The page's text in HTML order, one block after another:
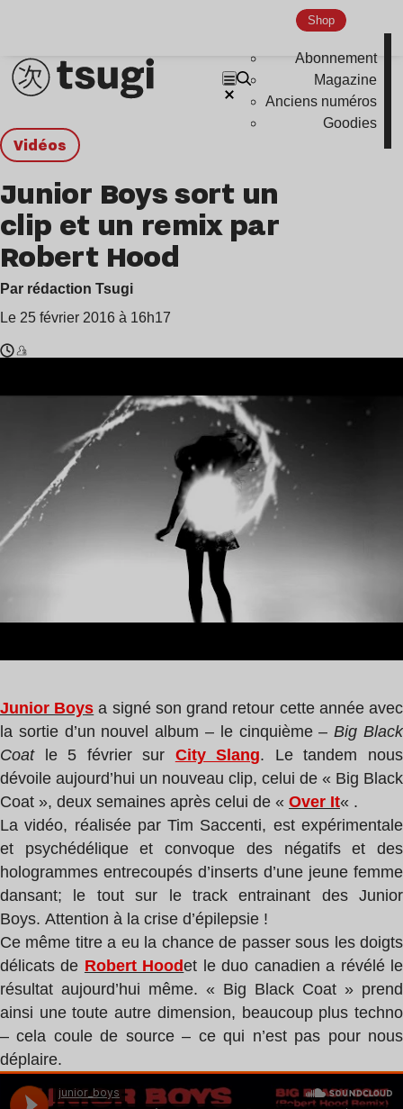
Shop
Abonnement
Magazine
Anciens numéros
Goodies
Vidéos
Junior Boys sort un
clip et un remix par
Robert Hood
Par rédaction Tsugi
Le 25 février 2016 à 16h17
Junior Boys a signé son grand retour cette année avec
la sortie d’un nouvel album – le cinquième –Big Black
Coatle 5 février sur City Slang. Le tandem nous
dévoile aujourd’hui un nouveau clip, celui de « Big Black
Coat », deux semaines après celui de « Over It« .
La vidéo, réaliséeparTim Saccenti, est expérimentale
et psychédélique et convoque des négatifs et des
hologrammes entrecoupés d’inserts d’une jeune femme
dansant;
le tout sur le track entrainant des Junior
Boys. Attention à la crise d’épilepsie !
Ce même titre a eu la chance de passer sous les doigts
délicats de Robert Hoodet le duo canadien a révélé le
résultat aujourd’hui même. « Big Black Coat » prend
ainsi une toute autre dimension, beaucoup plus techno
– cela coule de source – ce qui n’est pas pour nous
déplaire.